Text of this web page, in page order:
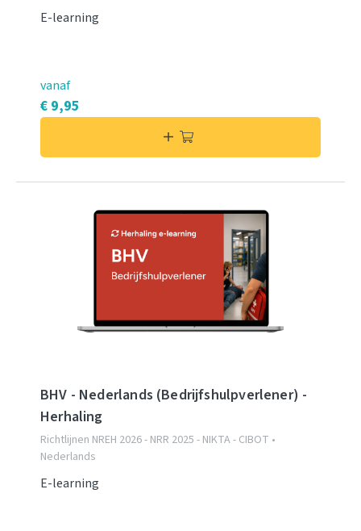
E-learning
vanaf
€ 9,95
BHV - Nederlands (Bedrijfshulpverlener) -
Herhaling
Richtlijnen NREH 2026 - NRR 2025 - NIKTA - CIBOT •
Nederlands
E-learning